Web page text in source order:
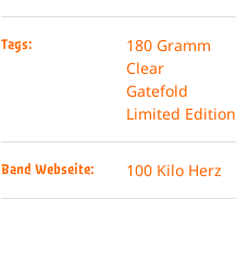
Tags:
180 Gramm
Clear
Gatefold
Limited Edition
Band Webseite: 100 Kilo Herz